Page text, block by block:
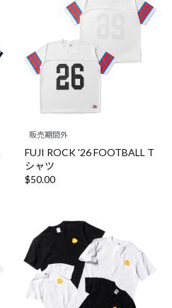
販売期間外
FUJI ROCK '26 FOOTBALL T
シャツ
$‌50.00